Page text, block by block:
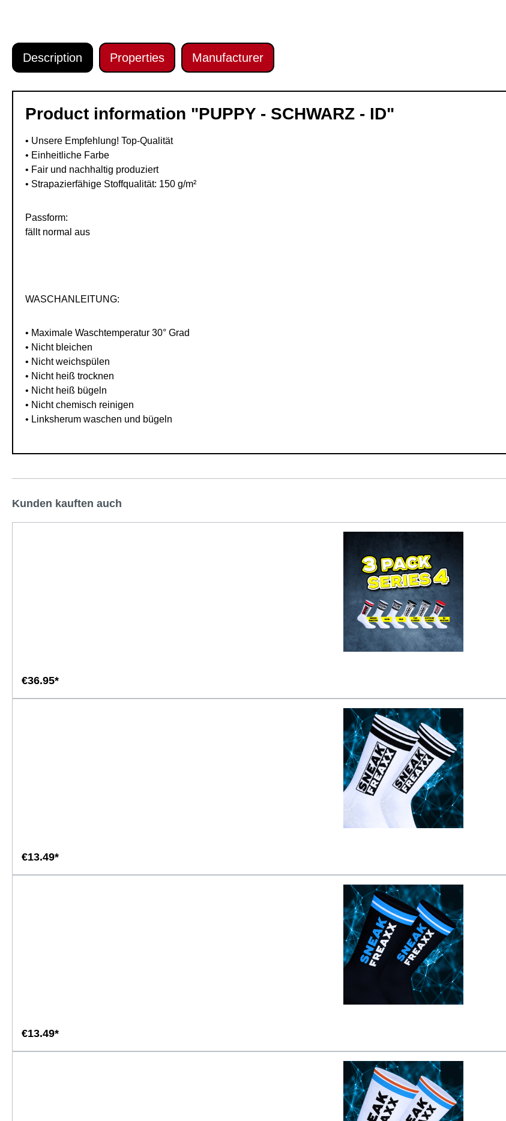
Description Properties Manufacturer
Product information "PUPPY - SCHWARZ - ID"
• Unsere Empfehlung! Top-Qualität
• Einheitliche Farbe
• Fair und nachhaltig produziert
• Strapazierfähige Stoffqualität: 150 g/m²
Passform:
fällt normal aus
WASCHANLEITUNG:
• Maximale Waschtemperatur 30° Grad
• Nicht bleichen
• Nicht weichspülen
• Nicht heiß trocknen
• Nicht heiß bügeln
• Nicht chemisch reinigen
• Linksherum waschen und bügeln
Kunden kauften auch
€36.95*
€13.49*
€13.49*